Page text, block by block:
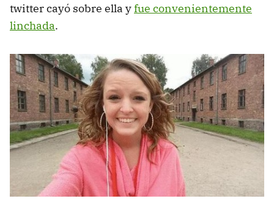
twitter cayó sobre ella yfue convenientemente
linchada.